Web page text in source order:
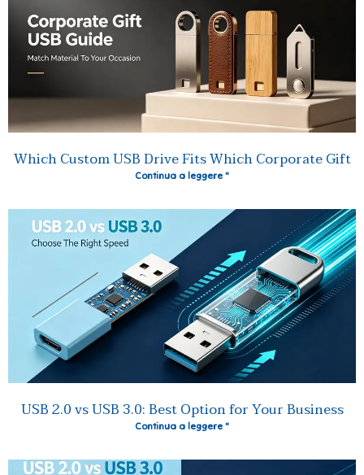
Which Custom USB Drive Fits Which Corporate Gift
Continua a leggere "
USB 2.0 vs USB 3.0: Best Option for Your Business
Continua a leggere "